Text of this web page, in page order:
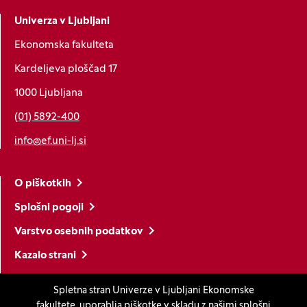
Spletna stran Univerze v Ljubljani Ekonomske
Univerza v Ljubljani
Ekonomska fakulteta
Kardeljeva ploščad 17
1000 Ljubljana
(01) 5892-400
info@ef.uni-lj.si
O piškotkih
Splošni pogoji
Varstvo osebnih podatkov
Kazalo strani
Nastavitve piškotkov